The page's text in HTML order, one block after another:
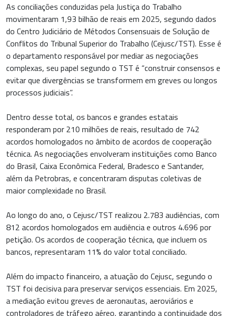
As conciliações conduzidas pela Justiça do Trabalho
movimentaram 1,93 bilhão de reais em 2025, segundo dados
do Centro Judiciário de Métodos Consensuais de Solução de
Conflitos do Tribunal Superior do Trabalho (Cejusc/TST). Esse é
o departamento responsável por mediar as negociações
complexas, seu papel segundo o TST é “construir consensos e
evitar que divergências se transformem em greves ou longos
processos judiciais”.
Dentro desse total, os bancos e grandes estatais
responderam por 210 milhões de reais, resultado de 742
acordos homologados no âmbito de acordos de cooperação
técnica. As negociações envolveram instituições como Banco
do Brasil, Caixa Econômica Federal, Bradesco e Santander,
além da Petrobras, e concentraram disputas coletivas de
maior complexidade no Brasil.
Ao longo do ano, o Cejusc/TST realizou 2.783 audiências, com
812 acordos homologados em audiência e outros 4.696 por
petição. Os acordos de cooperação técnica, que incluem os
bancos, representaram 11% do valor total conciliado.
Além do impacto financeiro, a atuação do Cejusc, segundo o
TST foi decisiva para preservar serviços essenciais. Em 2025,
a mediação evitou greves de aeronautas, aeroviários e
controladores de tráfego aéreo, garantindo a continuidade dos